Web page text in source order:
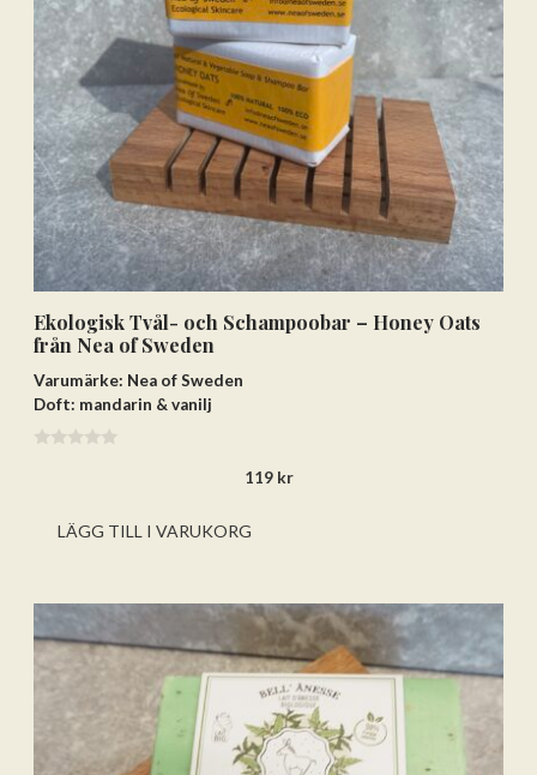
Ekologisk Tvål- och Schampoobar – Honey Oats
från Nea of Sweden
Varumärke: Nea of Sweden
Doft: mandarin & vanilj
119 kr
LÄGG TILL I VARUKORG